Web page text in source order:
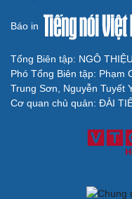
Báo in
Tổng Biên tập: NGÔ
Phó Tổng Biên tập: Phạm
Trung Sơn, Nguyễn Tuyết
Cơ quan chủ quản: ĐÀI